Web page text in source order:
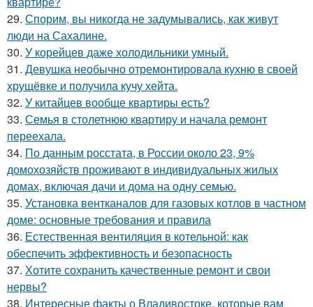
29. Спорим, вы никогда не задумывались, как живут
люди на Сахалине.
30. У корейцев даже холодильники умный.
31. Девушка необычно отремонтировала кухню в своей
хрущёвке и получила кучу хейта.
32. У китайцев вообще квартиры есть?
33. Семья в столетнюю квартиру и начала ремонт
переехала.
34. По данным росстата, в России около 23, 9%
домохозяйств проживают в индивидуальных жилых
домах, включая дачи и дома на одну семью.
35. Установка вентканалов для газовых котлов в частном
доме: основные требования и правила
36. Естественная вентиляция в котельной: как
обеспечить эффективность и безопасность
37. Хотите сохранить качественные ремонт и свои
нервы?
38. Интересные факты о Владивостоке, которые вам